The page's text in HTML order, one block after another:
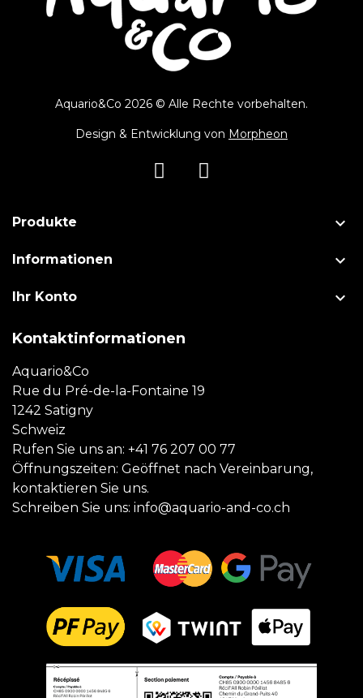
Aquario&Co 2026 © Alle Rechte vorbehalten.
Design & Entwicklung von Morpheon
Produkte 
Informationen 
Ihr Konto 
Kontaktinformationen
Aquario&Co
Rue du Pré-de-la-Fontaine 19
1242 Satigny
Schweiz
Rufen Sie uns an: +41 76 207 00 77
Öffnungszeiten: Geöffnet nach Vereinbarung,
kontaktieren Sie uns.
Schreiben Sie uns: info@aquario-and-co.ch